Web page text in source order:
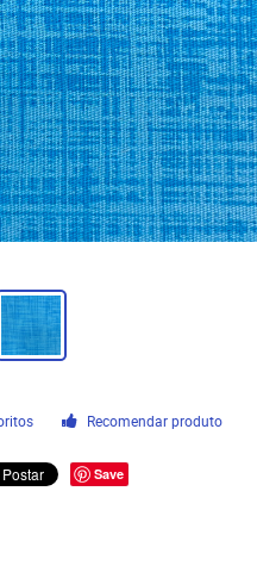
Recomendar produto
Save